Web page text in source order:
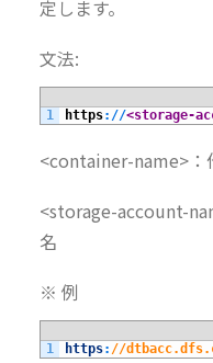
定します。
文法:
1
https: //<storage-
<container-name>：
<storage-account-
名
※ 例
1 https: //